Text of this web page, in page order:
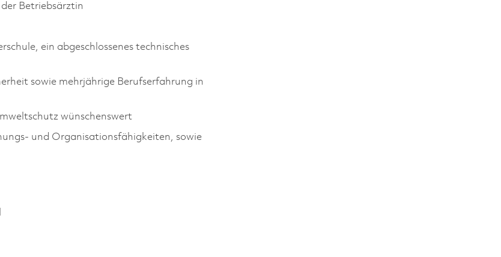
Betriebsärztin
ein abgeschlossenes technisches
sowie mehrjährige Berufserfahrung in
wünschenswert
und Organisationsfähigkeiten, sowie